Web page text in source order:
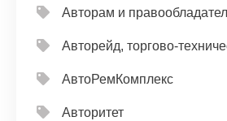
Авторам и
Авторейд, торгово-
АвтоРемКомплекс
Авторитет